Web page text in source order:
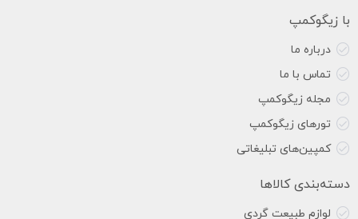
با زیگوکمپ
درباره ما
تماس با ما
مجله زیگوکمپ
تورهای زیگوکمپ
کمپین‌های تبلیغاتی
دسته‌بندی کالاها
لوازم طبیعت گردی